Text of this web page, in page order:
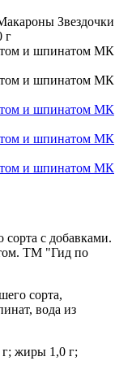
Звездочки
г
с добавками.
ТМ "Гид по
сорта,
вода из
г; жиры 1,0 г;